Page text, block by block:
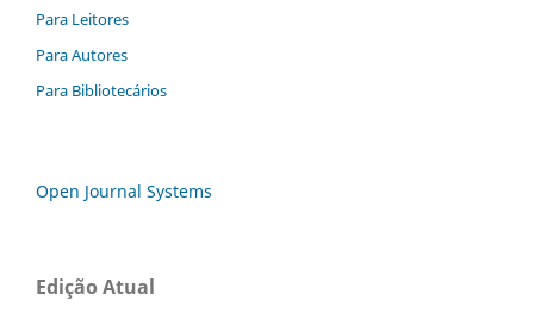
Para Leitores
Para Autores
Para Bibliotecários
Open Journal Systems
Edição Atual